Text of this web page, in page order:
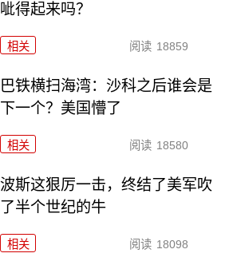
呲得起来吗？
相关 阅读 18859
巴铁横扫海湾：沙科之后谁会是
下一个？美国懵了
相关 阅读 18580
波斯这狠厉一击，终结了美军吹
了半个世纪的牛
相关 阅读 18098